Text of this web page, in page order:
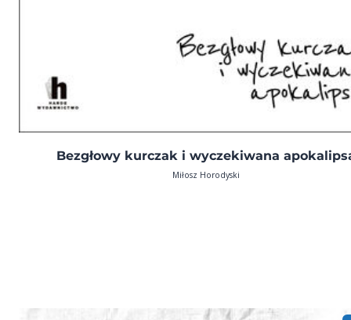
Bezgłowy kurczak i wyczekiwana
Miłosz Horodyski